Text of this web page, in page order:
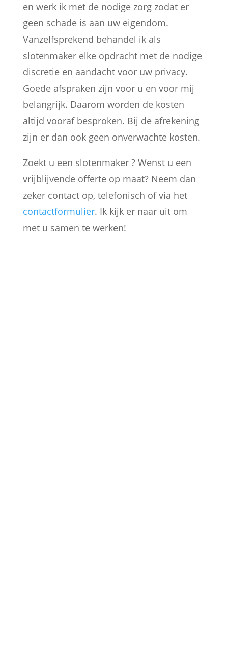
en werk ik met de nodige zorg zodat er
geen schade is aan uw eigendom.
Vanzelfsprekend behandel ik als
slotenmaker elke opdracht met de nodige
discretie en aandacht voor uw privacy.
Goede afspraken zijn voor u en voor mij
belangrijk. Daarom worden de kosten
altijd vooraf besproken. Bij de afrekening
zijn er dan ook geen onverwachte kosten.
Zoekt u een slotenmaker ? Wenst u een
vrijblijvende offerte op maat? Neem dan
zeker contact op, telefonisch of via het
contactformulier. Ik kijk er naar uit om
met u samen te werken!